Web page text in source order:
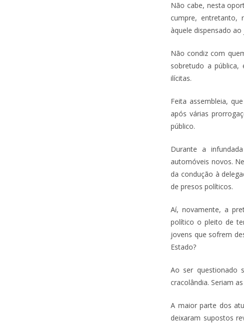
Não cabe, nesta
cumpre, entretanto,
àquele dispensado
Não condiz com
sobretudo a
ilícitas.
Feita assembleia,
após várias
público.
Durante a
automóveis novos.
da condução à
de presos políticos.
Aí, novamente, a
político o pleito de
jovens que sofrem
Estado?
Ao ser questionado
cracolândia. Seriam
A maior parte dos
deixaram supostos